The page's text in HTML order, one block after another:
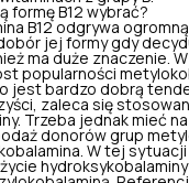
formę B12 wybrać?
B12 odgrywa
jej formy gdy
ma duże znaczenie.
popularności
jest bardzo dobrą
zaleca się
Trzeba jednak mieć
donorów grup
W tej